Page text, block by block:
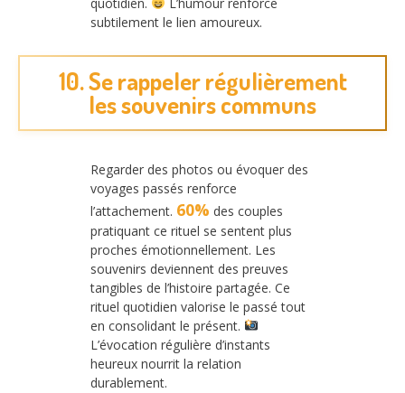
subtilement le lien amoureux.
10. Se rappeler régulièrement
les souvenirs communs
Regarder des photos ou évoquer des
voyages passés renforce
l’attachement. 60% des couples
pratiquant ce rituel se sentent plus
proches émotionnellement. Les
souvenirs deviennent des preuves
tangibles de l’histoire partagée. Ce
rituel quotidien valorise le passé tout
en consolidant le présent.
L’évocation régulière d’instants
heureux nourrit la relation
durablement.